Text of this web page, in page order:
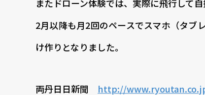
またドローン体験では、実際に飛行して
2月以降も月2回のペースでスマホ（タブ
け作りとなりました。
両丹日日新聞 http://